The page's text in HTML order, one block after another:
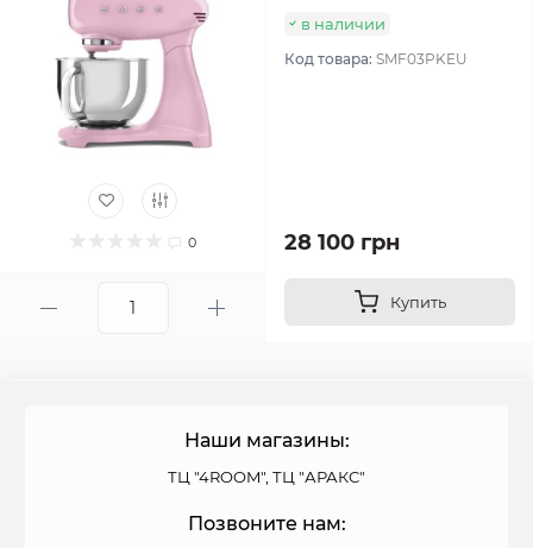
0
в наличии
Код товара: SMF03PKEU
28 100 грн
Купить
Наши магазины:
ТЦ "4ROOM", ТЦ "АРАКС"
Позвоните нам: